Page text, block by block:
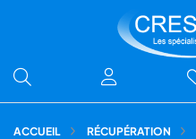
ACCUEIL RÉCUPÉRATION